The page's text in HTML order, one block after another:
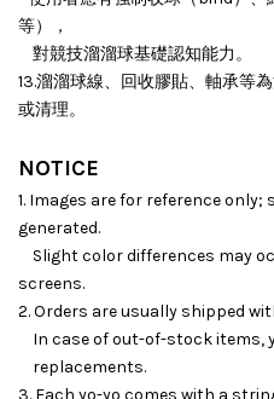
等），
對競技溜溜球基礎認知能力。
13.溜溜球線、回收膠貼、軸承等
或清理。
NOTICE
1. Images are for reference
generated.
Slight color differences may
screens.
2. Orders are usually shipped
In case of out-of-stock items,
replacements.
3. Each yo-yo comes with a